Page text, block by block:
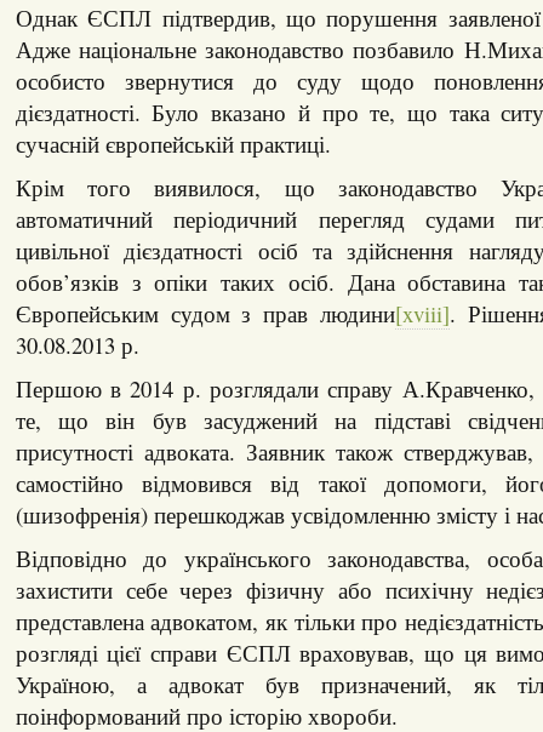
Однак ЄСПЛ підтвердив, що порушення заявленої
Адже національне законодавство позбавило
особисто звернутися до суду щодо
дієздатності. Було вказано й про те, що така
сучасній європейській практиці.
Крім того виявилося, що законодавство
автоматичний періодичний перегляд судами
цивільної дієздатності осіб та здійснення
обов’язків з опіки таких осіб. Дана обставина
Європейським судом з прав людини[xviii].
30.08.2013 р.
Першою в 2014 р. розглядали справу А.Кравченко,
те, що він був засуджений на підставі
присутності адвоката. Заявник також
самостійно відмовився від такої допомоги,
(шизофренія) перешкоджав усвідомленню змісту і
Відповідно до українського законодавства,
захистити себе через фізичну або психічну
представлена адвокатом, як тільки про
розгляді цієї справи ЄСПЛ враховував, що ця
Україною, а адвокат був призначений, як
поінформований про історію хвороби.